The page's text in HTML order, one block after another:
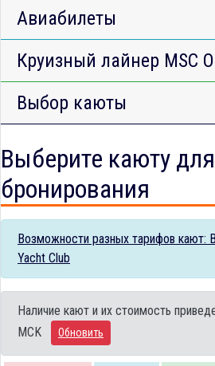
Авиабилеты
Круизный лайнер MSC
Выбор каюты
Выберите каюту для
бронирования
Возможности разных тарифов кают:
Yacht Club
Наличие кают и их стоимость
MCK
Обновить